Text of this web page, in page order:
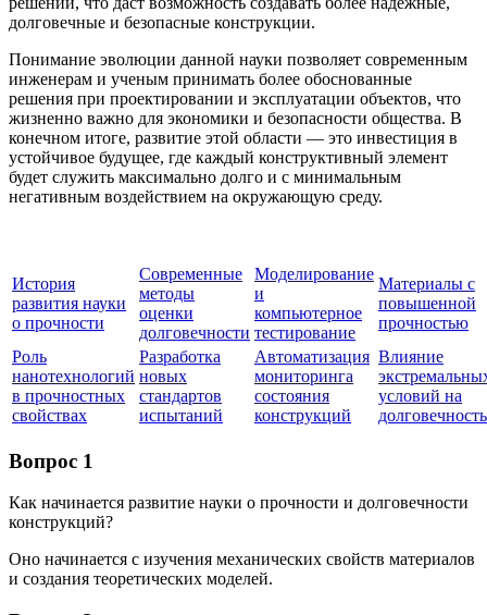
долговечные и безопасные конструкции.
Понимание эволюции данной науки позволяет современным
инженерам и ученым принимать более обоснованные
решения при проектировании и эксплуатации объектов, что
жизненно важно для экономики и безопасности общества. В
конечном итоге, развитие этой области — это инвестиция в
устойчивое будущее, где каждый конструктивный элемент
будет служить максимально долго и с минимальным
негативным воздействием на окружающую среду.
История
развития науки
о прочности
Современные
методы
оценки
долговечности
Моделирование
и
компьютерное
тестирование
Материалы с
повышенной
прочностью
Роль
нанотехнологий
в прочностных
свойствах
Разработка
новых
стандартов
испытаний
Автоматизация
мониторинга
состояния
конструкций
Влияние
условий на
долговечность
Вопрос 1
Как начинается развитие науки о прочности и долговечности
конструкций?
Оно начинается с изучения механических свойств материалов
и создания теоретических моделей.